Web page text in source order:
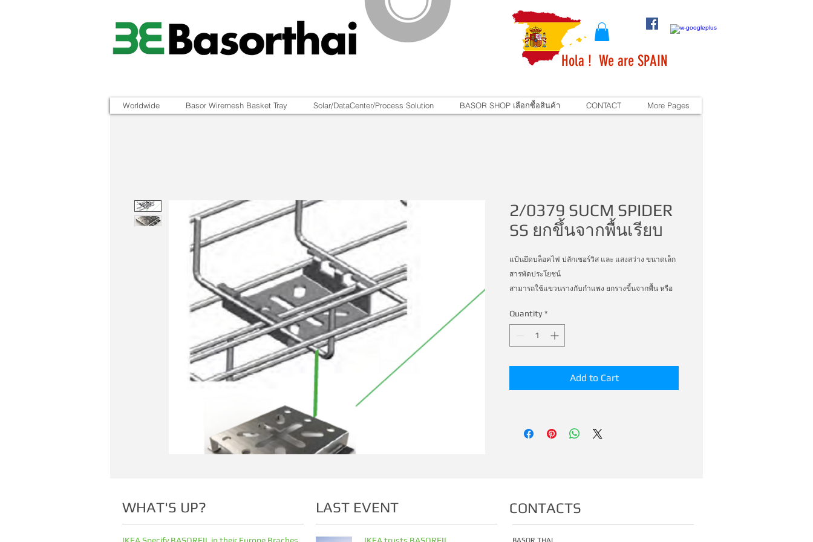
Hola ! We are SPAIN
Worldwide Basor Wiremesh Basket Tray Solar/DataCenter/Process Solution BASOR SHOP เลือกซื้อสินค้า CONTACT More Pages
2/0379 SUCM SPIDER
SS ยกขึ้นจากพื้นเรียบ
แป้นยึดบล็อคไฟ ปลักเซอร์วิส และ แสงสว่าง ขนาดเล็ก
สารพัดประโยชน์
สามารถใช้แขวนรางกับกำแพง ยกรางขี้นจากพื้น หรือ
Quantity *
Add to Cart
WHAT'S UP? LAST EVENT CONTACTS
BASOR THAI